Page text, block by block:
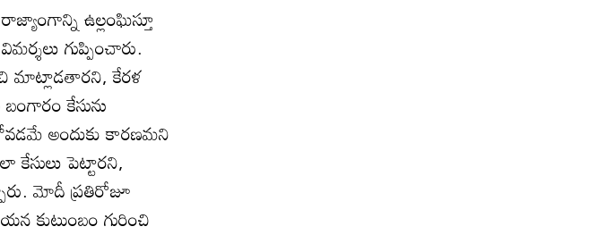
ఉల్లంఘిస్తూ
గుప్పించారు.
మాట్లాడతారని, కేరళ
కేసును
అందుకు కారణమని
పెట్టారని,
మోదీ ప్రతిరోజూ
కుటుంబం గురించి